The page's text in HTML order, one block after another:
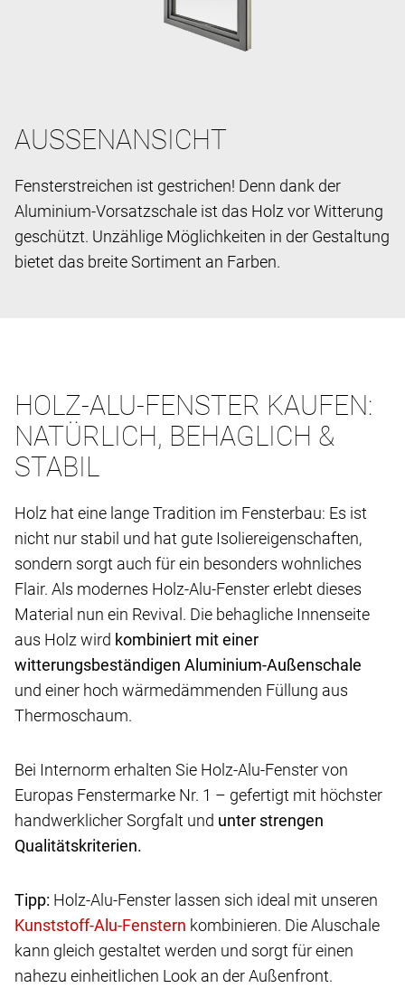
AUSSENANSICHT
Fensterstreichen ist gestrichen! Denn dank der
Aluminium-Vorsatzschale ist das Holz vor Witterung
geschützt. Unzählige Möglichkeiten in der Gestaltung
bietet das breite Sortiment an Farben.
HOLZ-ALU-FENSTER KAUFEN:
NATÜRLICH, BEHAGLICH &
STABIL
Holz hat eine lange Tradition im Fensterbau: Es ist
nicht nur stabil und hat gute Isoliereigenschaften,
sondern sorgt auch für ein besonders wohnliches
Flair. Als modernes Holz-Alu-Fenster erlebt dieses
Material nun ein Revival. Die behagliche Innenseite
aus Holz wird kombiniert mit einer
witterungsbeständigen Aluminium-Außenschale
und einer hoch wärmedämmenden Füllung aus
Thermoschaum.
Bei Internorm erhalten Sie Holz-Alu-Fenster von
Europas Fenstermarke Nr. 1 – gefertigt mit höchster
handwerklicher Sorgfalt und unter strengen
Qualitätskriterien.
Tipp: Holz-Alu-Fenster lassen sich ideal mit unseren
kombinieren. Die Aluschale
kann gleich gestaltet werden und sorgt für einen
nahezu einheitlichen Look an der Außenfront.